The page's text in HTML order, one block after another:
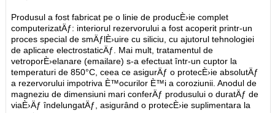
Produsul a fost fabricat pe o linie de producÈ›ie complet
computerizatÄƒ: interiorul rezervorului a fost acoperit printr-un
proces special de smÄƒlÈ›uire cu siliciu, cu ajutorul tehnologiei
de aplicare electrostaticÄƒ. Mai mult, tratamentul de
vetroporÈ›elanare (emailare) s-a efectuat într-un cuptor la
temperaturi de 850°C, ceea ce asigurÄƒ o protecÈ›ie absolutÄƒ
a rezervorului impotriva È™ocurilor È™i a coroziunii. Anodul de
magneziu de dimensiuni mari conferÄƒ produsului o duratÄƒ de
viaÈ›Äƒ îndelungatÄƒ, asigurând o protecÈ›ie suplimentara la